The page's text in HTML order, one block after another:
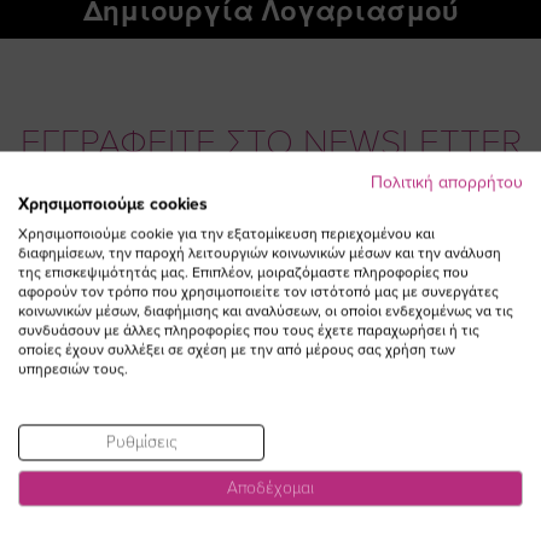
Δημιουργία Λογαριασμού
ΕΓΓΡΑΦΕΙΤΕ ΣΤΟ NEWSLETTER
Email
Συμφωνώ με τουςΌρους Χρήσης
VisitVisitVisitVisit
Πολιτική απορρήτου
Χρησιμοποιούμε cookies
Χρησιμοποιούμε cookie για την εξατομίκευση περιεχομένου και
διαφημίσεων, την παροχή λειτουργιών κοινωνικών μέσων και την ανάλυση
της επισκεψιμότητάς μας. Επιπλέον, μοιραζόμαστε πληροφορίες που
αφορούν τον τρόπο που χρησιμοποιείτε τον ιστότοπό μας με συνεργάτες
κοινωνικών μέσων, διαφήμισης και αναλύσεων, οι οποίοι ενδεχομένως να τις
συνδυάσουν με άλλες πληροφορίες που τους έχετε παραχωρήσει ή τις
οποίες έχουν συλλέξει σε σχέση με την από μέρους σας χρήση των
υπηρεσιών τους.
Ρυθμίσεις
Αποδέχομαι